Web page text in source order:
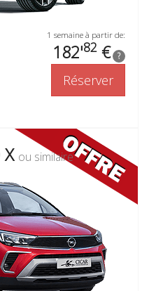
1 semaine à partir de:
182'82 € ?
Réserver
X ou similaire